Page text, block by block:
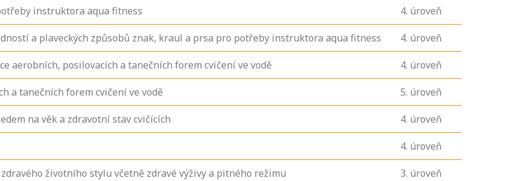
instruktora aqua fitness 4. úroveň
a plaveckých způsobů znak, kraul a prsa pro potřeby instruktora aqua fitness 4. úroveň
aerobních, posilovacích a tanečních forem cvičení ve vodě 4. úroveň
a tanečních forem cvičení ve vodě 5. úroveň
na věk a zdravotní stav cvičících 4. úroveň
4. úroveň
životního stylu včetně zdravé výživy a pitného režimu 3. úroveň